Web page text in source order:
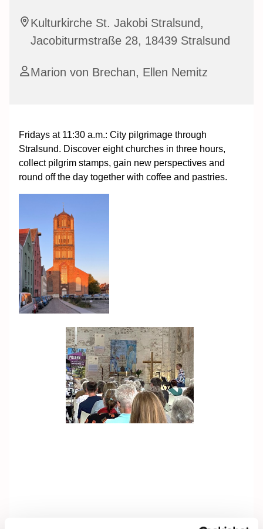
Kulturkirche St. Jakobi Stralsund,
Jacobiturmstraße 28, 18439 Stralsund
Marion von Brechan, Ellen Nemitz
Fridays at 11:30 a.m.: City pilgrimage through
Stralsund. Discover eight churches in three hours,
collect pilgrim stamps, gain new perspectives and
round off the day together with coffee and pastries.